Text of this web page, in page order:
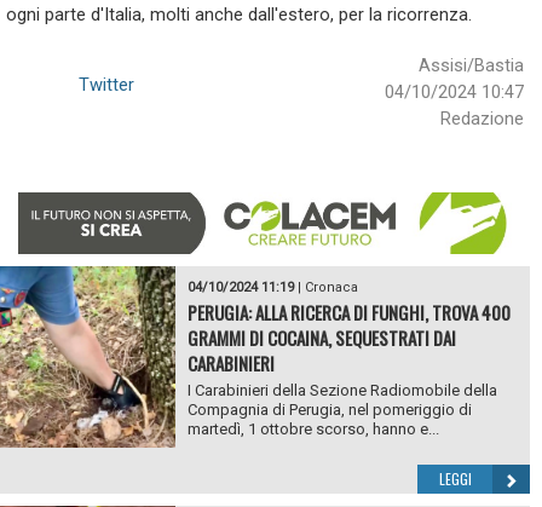
ogni parte d'Italia, molti anche dall'estero, per la ricorrenza.
Assisi/Bastia
04/10/2024 10:47
Redazione
Twitter
04/10/2024 11:19| Cronaca
PERUGIA: ALLA RICERCA DI FUNGHI, TROVA 400
GRAMMI DI COCAINA, SEQUESTRATI DAI
CARABINIERI
I Carabinieri della Sezione Radiomobile della
Compagnia di Perugia, nel pomeriggio di
martedì, 1 ottobre scorso, hanno e...
LEGGI